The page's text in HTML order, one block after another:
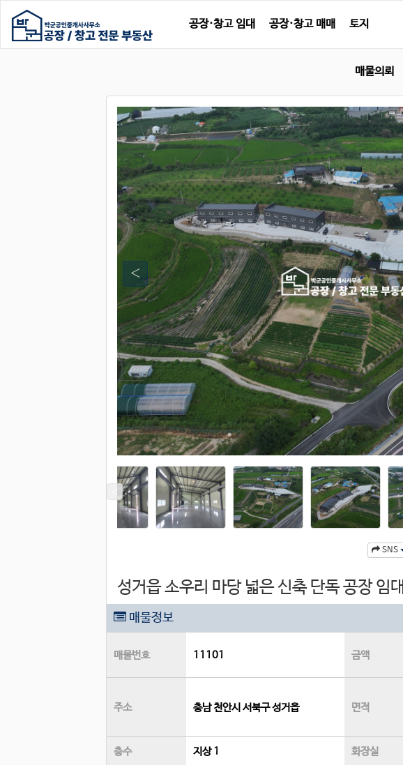
공장·창고 임대 공장·창고 매매 토지
매물의뢰
SNS
성거읍 소우리 마당 넓은 신축 단독 공장 임대
매물정보
매물번호 11101 금액
주소 충남 천안시 서북구 성거읍 면적
층수 지상 1 화장실